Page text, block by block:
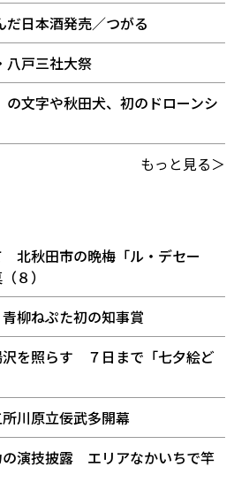
だ日本酒発売／つがる
八戸三社大祭
文字や秋田犬、初のドローンシ
もっと見る＞
北秋田市の晩梅「ル・デセー
８）
柳ねぷた初の知事賞
を照らす ７日まで「七夕絵ど
川原立佞武多開幕
演技披露 エリアなかいちで竿